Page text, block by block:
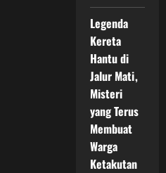
Legenda
Kereta
Hantu di
Jalur Mati,
Misteri
yang Terus
Membuat
Warga
Ketakutan